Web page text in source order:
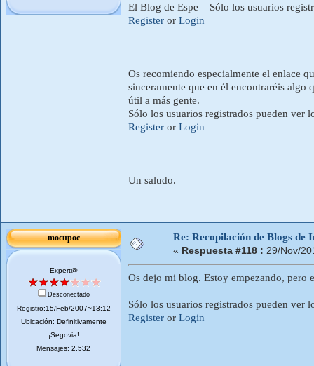
El Blog de Espe Sólo los usuarios
Register or Login
Os recomiendo especialmente el enlace
sinceramente que en él encontraréis algo
útil a más gente.
Sólo los usuarios registrados pueden ver
Register or Login
Un saludo.
mocupoc
Expert@
Desconectado
Registro:15/Feb/2007~13:12
Ubicación: Definitivamente
¡Segovia!
Mensajes: 2.532
Re: Recopilación de Blogs de
« Respuesta #118 : 29/Nov/
Os dejo mi blog. Estoy empezando, pero
Sólo los usuarios registrados pueden ver
Register or Login